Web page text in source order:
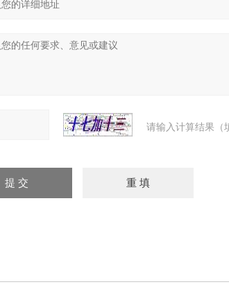
请输入计算结果（